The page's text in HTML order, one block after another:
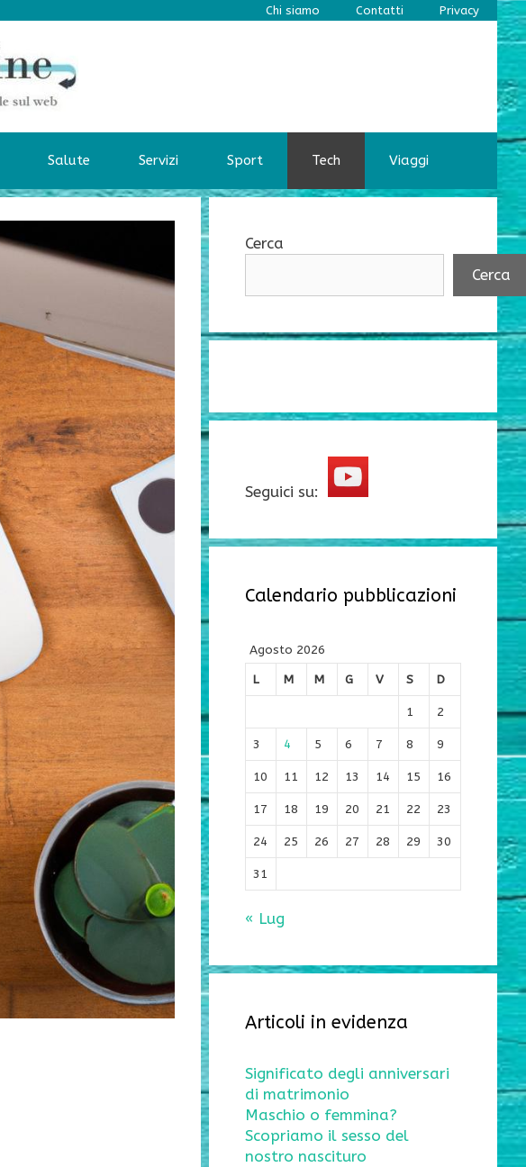
Chi siamo Contatti Privacy
Salute Servizi Sport Tech Viaggi
Cerca
Cerca
Seguici su:
Calendario pubblicazioni
Agosto 2026
L
M M G V S D
1 2
3 4 5 6 7 8 9
10 11 12 13 14 15 16
17 18 19 20 21 22 23
24 25 26 27 28 29 30
31
« Lug
Articoli in evidenza
Significato degli anniversari
di matrimonio
Maschio o femmina?
Scopriamo il sesso del
nostro nascituro